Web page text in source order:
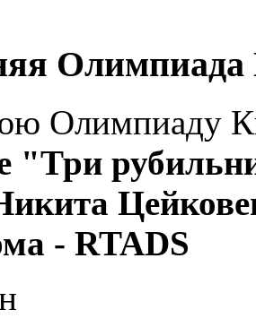
Олимпиада
Олимпиаду
"Три
- RTADS